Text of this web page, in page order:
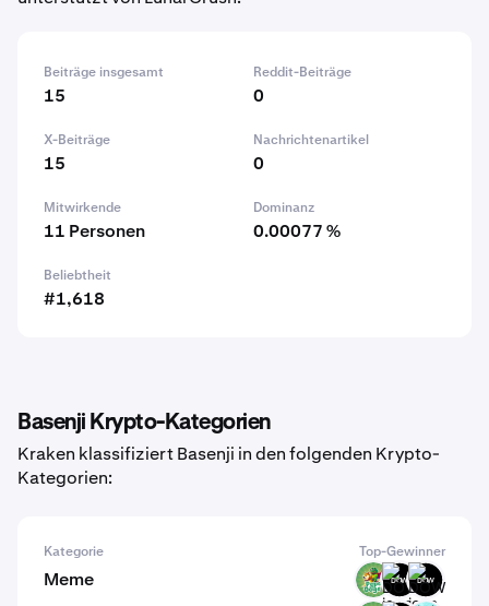
Beiträge insgesamt
15
Reddit-Beiträge
0
X-Beiträge
15
Nachrichtenartikel
0
Mitwirkende
11 Personen
Dominanz
0.00077 %
Beliebtheit
#1,618
Basenji Krypto-Kategorien
Kraken klassifiziert Basenji in den folgenden Krypto-
Kategorien:
Kategorie Top-Gewinner
Meme PODGE DOW DOW